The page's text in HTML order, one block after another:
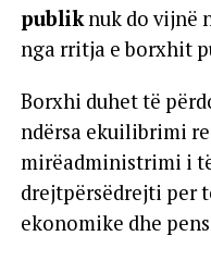
publiknuk do vijnë
nga rritja e borxhit
Borxhi duhet të
ndërsa ekuilibrimi
mirëadministrimi i
drejtpërsëdrejti per
ekonomike dhe